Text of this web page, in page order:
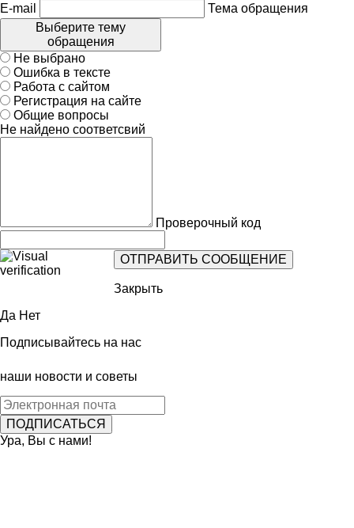
E-mail
Тема обращения
Выберите тему
обращения
Не выбрано
Ошибка в тексте
Работа с сайтом
Регистрация на сайте
Общие вопросы
Не найдено соответсвий
Проверочный код
Закрыть
Да Нет
Подписывайтесь на нас
наши новости и советы
Ура, Вы с нами!